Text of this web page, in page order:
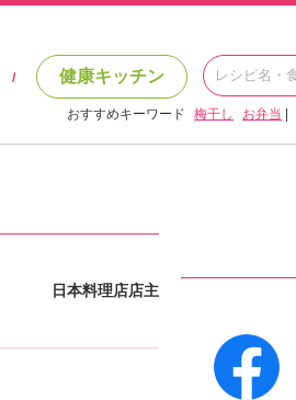
/ 健康キッチン
おすすめキーワード 梅干し お弁当
日本料理店店主